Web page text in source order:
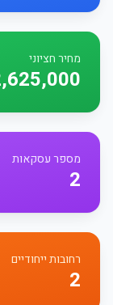
מחיר חציוני
מספר עסקאות
2
רחובות ייחודיים
2